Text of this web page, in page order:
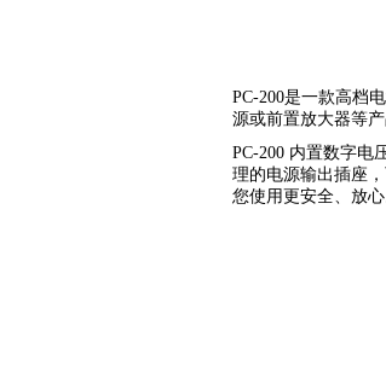
PC-200是一款高档
源或前置放大器等
PC-200 内置数字电
理的电源输出插座
您使用更安全、放心